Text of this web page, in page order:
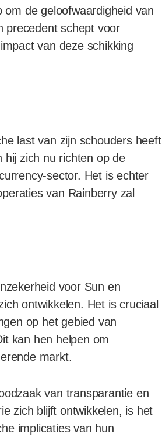
de geloofwaardigheid van
precedent schept voor
van deze schikking
last van zijn schouders heeft
hij zich nu richten op de
sector. Het is echter
van Rainberry zal
voor Sun en
ontwikkelen. Het is cruciaal
op het gebied van
kan hen helpen om
markt.
van transparantie en
zich blijft ontwikkelen, is het
implicaties van hun